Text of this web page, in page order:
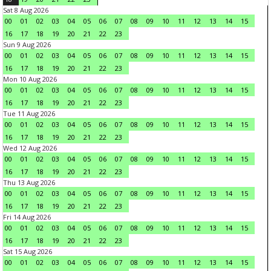
Sat 8 Aug 2026
00
01 02 03 04 05 06 07 08 09 10 11 12 13 14
15
16
17 18 19 20 21 22
23
Sun 9 Aug 2026
00
01 02 03 04 05 06 07 08 09 10 11 12 13 14
15
16
17 18 19 20 21 22
23
Mon 10 Aug 2026
00
01 02 03 04 05 06 07 08 09 10 11 12 13 14
15
16
17 18 19 20 21 22
23
Tue 11 Aug 2026
00
01 02 03 04 05 06 07 08 09 10 11 12 13 14
15
16
17 18 19 20 21 22
23
Wed 12 Aug 2026
00
01 02 03 04 05 06 07 08 09 10 11 12 13 14
15
16
17 18 19 20 21 22
23
Thu 13 Aug 2026
00
01 02 03 04 05 06 07 08 09 10 11 12 13 14
15
16
17 18 19 20 21 22
23
Fri 14 Aug 2026
00
01 02 03 04 05 06 07 08 09 10 11 12 13 14
15
16
17 18 19 20 21 22
23
Sat 15 Aug 2026
00
01 02 03 04 05 06 07 08 09 10 11 12 13 14
15